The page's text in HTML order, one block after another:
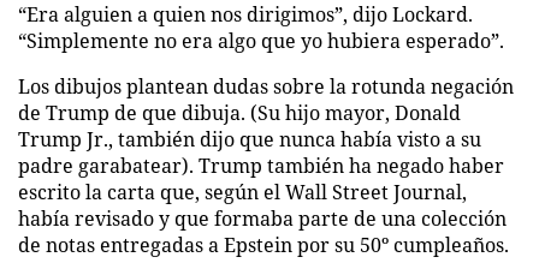
“Era alguien a quien nos dirigimos”, dijo Lockard.
“Simplemente no era algo que yo hubiera esperado”.
Los dibujos plantean dudas sobre la rotunda negación
de Trump de que dibuja. (Su hijo mayor, Donald
Trump Jr., también dijo que nunca había visto a su
padre garabatear). Trump también ha negado haber
escrito la carta que, según el Wall Street Journal,
había revisado y que formaba parte de una colección
de notas entregadas a Epstein por su 50º cumpleaños.